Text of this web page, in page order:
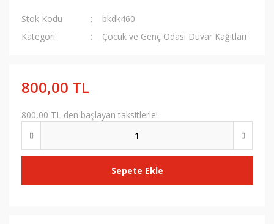
Stok Kodu
bkdk460
Kategori
Çocuk ve Genç Odası Duvar Kağıtları
800,00 TL
800,00 TL den başlayan taksitlerle!
Sepete Ekle